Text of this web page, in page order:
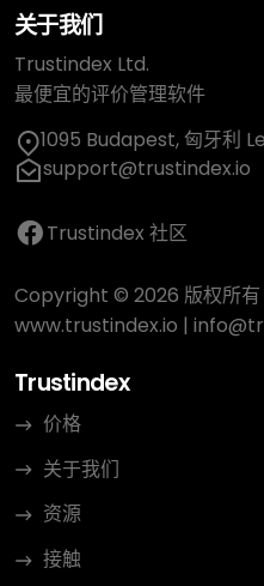
关于我们
Trustindex Ltd.
最便宜的评价管理软件
1095 Budapest, 匈牙利
support@trustindex.io
Trustindex 社区
Copyright © 2026 版权所有
www.trustindex.io |
Trustindex
价格
关于我们
资源
接触